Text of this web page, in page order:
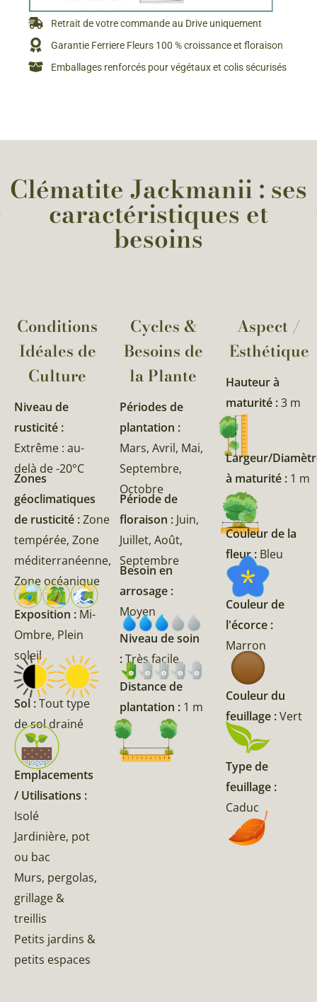
Retrait de votre commande au Drive uniquement
Garantie Ferriere Fleurs 100 % croissance et floraison
Emballages renforcés pour végétaux et colis sécurisés
Clématite Jackmanii : ses
caractéristiques et
besoins
Conditions
Idéales de
Culture
Niveau de
rusticité :
Extrême : au-
delà de -20°C
Zones
géoclimatiques
de rusticité :Zone
tempérée, Zone
méditerranéenne,
Zone océanique
Exposition : Mi-
Ombre, Plein
soleil
Sol :Tout type
de sol drainé
Emplacements
/ Utilisations :
Isolé
Jardinière, pot
ou bac
Murs, pergolas,
grillage &
treillis
Petits jardins &
petits espaces
Cycles &
Besoins de
la Plante​
Périodes de
plantation :
Mars, Avril, Mai,
Septembre,
Octobre
Période de
floraison : Juin,
Juillet, Août,
Septembre
Besoin en
arrosage :
Moyen
Niveau de soin
:Très facile
Distance de
plantation : 1 m
Aspect /
Esthétique
Hauteur à
maturité :3 m
Largeur/
à maturité : 1 m
Couleur de la
fleur : Bleu
Couleur de
l'écorce :
Marron
Couleur du
feuillage :Vert
Type de
feuillage :
Caduc